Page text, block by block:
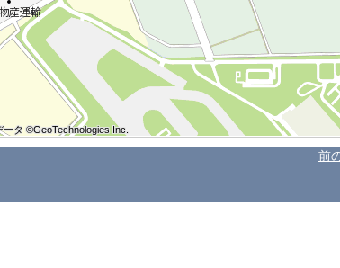
タ ©GeoTechnologies Inc.
タ ©GeoTechnologies Inc.
タ ©GeoTechnologies Inc.
タ ©GeoTechnologies Inc.
タ ©GeoTechnologies Inc.
タ ©GeoTechnologies Inc.
タ ©GeoTechnologies Inc.
タ ©GeoTechnologies Inc.
タ ©GeoTechnologies Inc.
前